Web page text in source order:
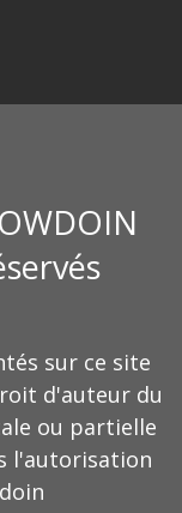
sur ce site
d'auteur du
ou partielle
l'autorisation